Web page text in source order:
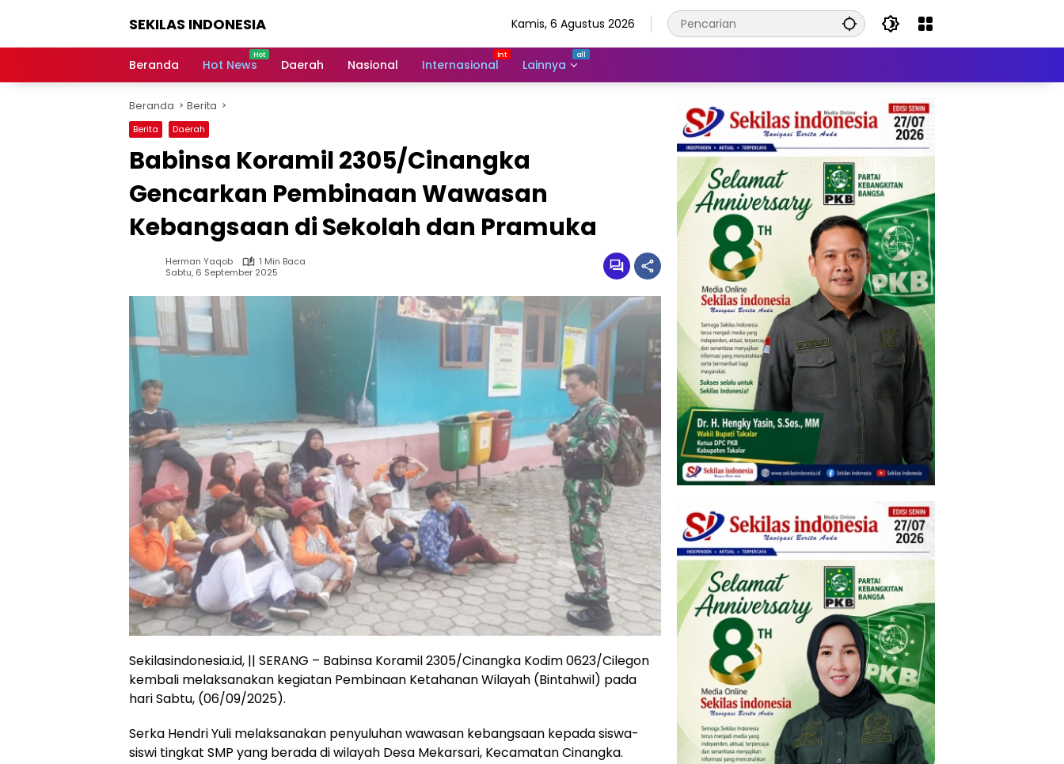
SEKILAS INDONESIA
Terkini,
Latest
World,
Headlines,
News
Kamis, 6 Agustus 2026
Beranda Hot News Daerah Nasional Internasional Lainnya
Beranda Berita
Berita Daerah
Babinsa Koramil 2305/Cinangka
Gencarkan Pembinaan Wawasan
Kebangsaan di Sekolah dan Pramuka
Herman Yaqob
1 Min Baca
Sabtu, 6 September 2025
Sekilasindonesia.id, || SERANG – Babinsa Koramil 2305/Cinangka Kodim 0623/Cilegon
kembali melaksanakan kegiatan Pembinaan Ketahanan Wilayah (Bintahwil) pada
hari Sabtu, (06/09/2025).
Serka Hendri Yuli melaksanakan penyuluhan wawasan kebangsaan kepada siswa-
siswi tingkat SMP yang berada di wilayah Desa Mekarsari, Kecamatan Cinangka.